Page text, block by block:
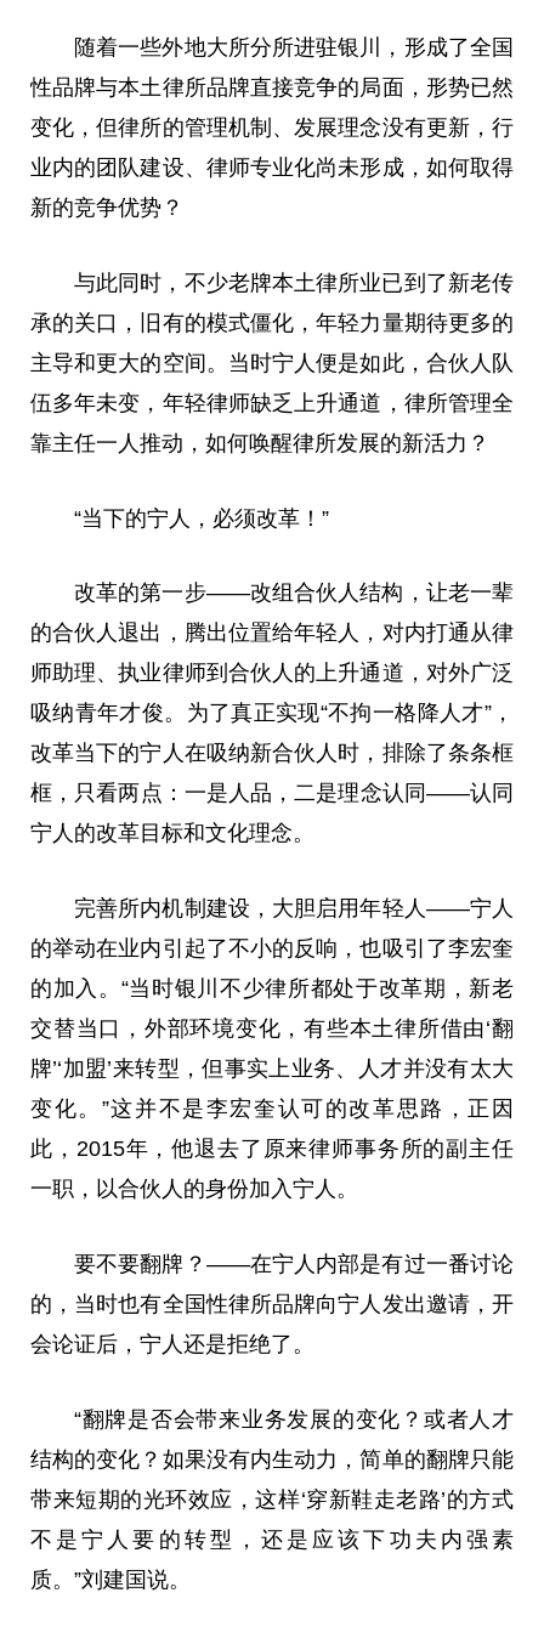
随着一些外地大所分所进驻银川，形成了全国
性品牌与本土律所品牌直接竞争的局面，形势已然
变化，但律所的管理机制、发展理念没有更新，行
业内的团队建设、律师专业化尚未形成，如何取得
新的竞争优势？
与此同时，不少老牌本土律所业已到了新老传
承的关口，旧有的模式僵化，年轻力量期待更多的
主导和更大的空间。当时宁人便是如此，合伙人队
伍多年未变，年轻律师缺乏上升通道，律所管理全
靠主任一人推动，如何唤醒律所发展的新活力？
“当下的宁人，必须改革！”
改革的第一步——改组合伙人结构，让老一辈
的合伙人退出，腾出位置给年轻人，对内打通从律
师助理、执业律师到合伙人的上升通道，对外广泛
吸纳青年才俊。为了真正实现“不拘一格降人才”，
改革当下的宁人在吸纳新合伙人时，排除了条条框
框，只看两点：一是人品，二是理念认同——认同
宁人的改革目标和文化理念。
完善所内机制建设，大胆启用年轻人——宁人
的举动在业内引起了不小的反响，也吸引了李宏奎
的加入。“当时银川不少律所都处于改革期，新老
交替当口，外部环境变化，有些本土律所借由‘翻
牌’‘加盟’来转型，但事实上业务、人才并没有太大
变化。”这并不是李宏奎认可的改革思路，正因
此，2015年，他退去了原来律师事务所的副 主任
一职，以合伙人的身份加入宁人。
要不要翻牌？——在宁人内部是有过一番讨论
的，当时也有全国性律所品牌向宁人发出邀请，开
会论证后，宁人还是拒绝了。
“翻牌是否会带来业务发展的变化？或者人才
结构的变化？如果没有内生动力，简单的翻牌只能
带来短期的光环效应，这样‘穿新鞋走老路’的方式
不是宁人要的转型，还是应该下功夫内强素
质。”刘 建国说。